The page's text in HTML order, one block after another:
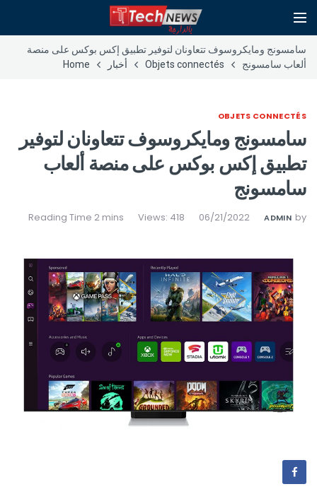
سامسونج ومايكروسوف تتعاونان لتوفير تطبيق إكس بوكس على منصة
ألعاب سامسونج
Objets connectés أخبار Home
OBJETS CONNECTÉS
سامسونج ومايكروسوف تتعاونان لتوفير
تطبيق إكس بوكس على منصة ألعاب
سامسونج
by
ADMIN
06/21/2022
Views: 418